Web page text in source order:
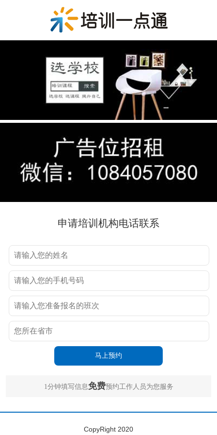
申请培训机构电话联系
1分钟填写信息免费预约工作人员为您服务
CopyRight 2020